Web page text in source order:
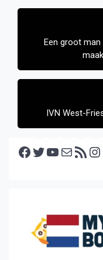
Bericht
Een groot man
IVN West-
Facebook Twitter YouTube E-mail RSS feed